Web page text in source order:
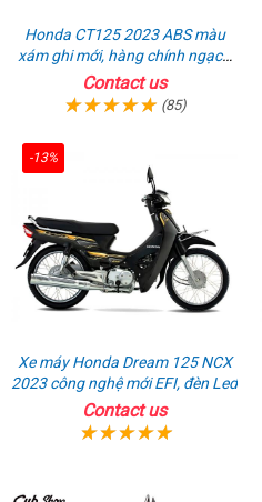
Honda CT125 2023 ABS màu
xám ghi mới, hàng chính ngạch
giá tốt nhất thị trường
Contact us
(85)
-13%
Xe máy Honda Dream 125 NCX
2023 công nghệ mới EFI, đèn Led
Contact us